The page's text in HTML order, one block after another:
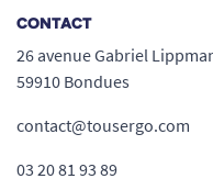
la roue, et
opposé
Exemple : diamètre
CONTACT
26 avenue Gabriel
59910 Bondues
contact@tousergo.com
03 20 81 93 89